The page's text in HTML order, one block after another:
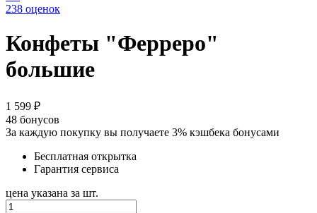
238 оценок
Конфеты "Ферреро"
большие
1 599 ₽
48 бонусов
За каждую покупку вы получаете 3% кэшбека бонусами
Бесплатная открытка
Гарантия сервиса
цена указана за шт.